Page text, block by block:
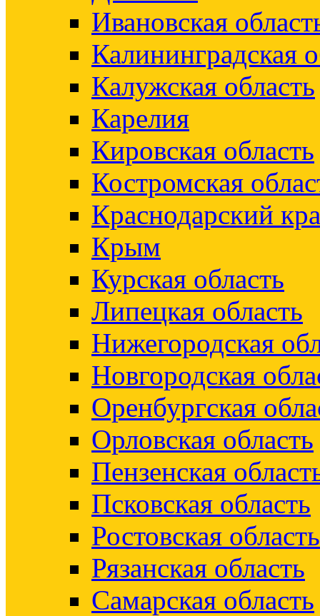
Ивановская
Калининградская
Калужская область
Карелия
Кировская область
Костромская
Краснодарский
Крым
Курская область
Липецкая область
Нижегородская
Новгородская
Оренбургская
Орловская область
Пензенская
Псковская область
Ростовская область
Рязанская область
Самарская область